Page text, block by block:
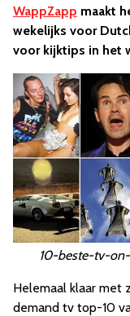
WappZapp maakt
wekelijks voor
voor kijktips in het
10-beste-tv-
Helemaal klaar met
demand tv top-10